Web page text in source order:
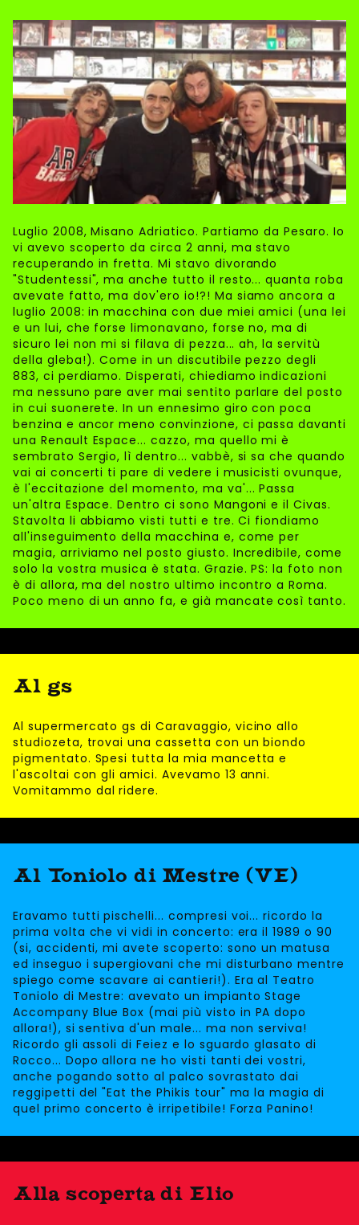
Luglio 2008, Misano Adriatico. Partiamo da Pesaro. Io
vi avevo scoperto da circa 2 anni, ma stavo
recuperando in fretta. Mi stavo divorando
"Studentessi", ma anche tutto il resto... quanta roba
avevate fatto, ma dov'ero io!?! Ma siamo ancora a
luglio 2008: in macchina con due miei amici (una lei
e un lui, che forse limonavano, forse no, ma di
sicuro lei non mi si filava di pezza... ah, la servitù
della gleba!). Come in un discutibile pezzo degli
883, ci perdiamo. Disperati, chiediamo indicazioni
ma nessuno pare aver mai sentito parlare del posto
in cui suonerete. In un ennesimo giro con poca
benzina e ancor meno convinzione, ci passa davanti
una Renault Espace... cazzo, ma quello mi è
sembrato Sergio, lì dentro... vabbè, si sa che quando
vai ai concerti ti pare di vedere i musicisti ovunque,
è l'eccitazione del momento, ma va'... Passa
un'altra Espace. Dentro ci sono Mangoni e il Civas.
Stavolta li abbiamo visti tutti e tre. Ci fiondiamo
all'inseguimento della macchina e, come per
magia, arriviamo nel posto giusto. Incredibile, come
solo la vostra musica è stata. Grazie. PS: la foto non
è di allora, ma del nostro ultimo incontro a Roma.
Poco meno di un anno fa, e già mancate così tanto.
Al gs
Al supermercato gs di Caravaggio, vicino allo
studiozeta, trovai una cassetta con un biondo
pigmentato. Spesi tutta la mia mancetta e
l'ascoltai con gli amici. Avevamo 13 anni.
Vomitammo dal ridere.
Al Toniolo di Mestre (VE)
Eravamo tutti pischelli... compresi voi... ricordo la
prima volta che vi vidi in concerto: era il 1989 o 90
(si, accidenti, mi avete scoperto: sono un matusa
ed inseguo i supergiovani che mi disturbano mentre
spiego come scavare ai cantieri!). Era al Teatro
Toniolo di Mestre: avevato un impianto Stage
Accompany Blue Box (mai più visto in PA dopo
allora!), si sentiva d'un male... ma non serviva!
Ricordo gli assoli di Feiez e lo sguardo glasato di
Rocco... Dopo allora ne ho visti tanti dei vostri,
anche pogando sotto al palco sovrastato dai
reggipetti del "Eat the Phikis tour" ma la magia di
quel primo concerto è irripetibile! Forza Panino!
Alla scoperta di Elio